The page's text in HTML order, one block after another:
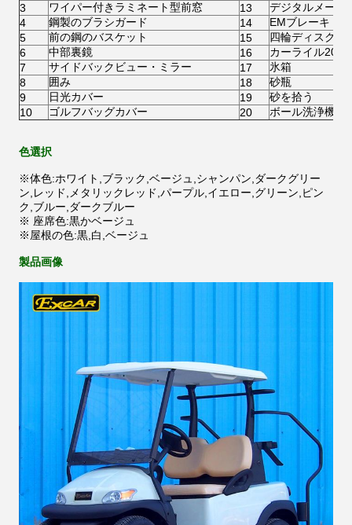
3 ワイパー付きラミネート型前窓 13
デジタルメータ
4
鋼製のブラシガード 14
EMブレーキ
5
前の鋼のバスケット 15
四輪ディスクブ
6
中部裏鏡 16
カーライル205/
7
サイドバックビュー・ミラー 17
氷箱
8
囲み 18
砂瓶
9
日光カバー 19
砂を拾う
10
ゴルフバッグカバー 20 ボール洗浄機
色選択
※体色:ホワイト,ブラック,ベージュ,シャンパン,ダークグリー
ン,レッド,メタリックレッド,パープル,イエロー,グリーン,ピン
ク,ブルー,ダークブルー
※ 座席色:黒かベージュ
※屋根の色:黒,白,ベージュ
製品画像